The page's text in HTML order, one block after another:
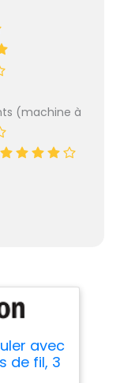
(machine à
avec
de fil, 3